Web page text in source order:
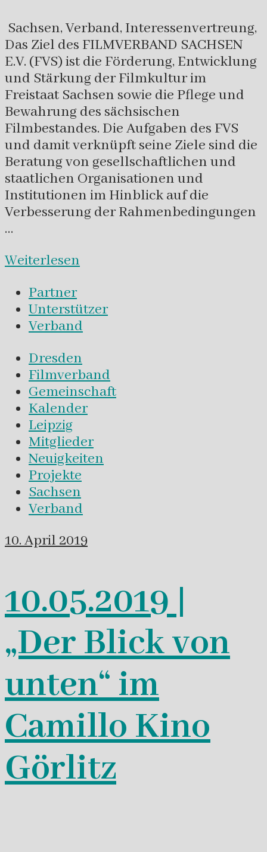
Sachsen, Verband, Interessenvertreung,
Das Ziel des FILMVERBAND SACHSEN
E.V. (FVS) ist die Förderung, Entwicklung
und Stärkung der Filmkultur im
Freistaat Sachsen sowie die Pflege und
Bewahrung des sächsischen
Filmbestandes. Die Aufgaben des FVS
und damit verknüpft seine Ziele sind die
Beratung von gesellschaftlichen und
staatlichen Organisationen und
Institutionen im Hinblick auf die
Verbesserung der Rahmenbedingungen
…
Weiterlesen
Partner
Unterstützer
Verband
Dresden
Filmverband
Gemeinschaft
Kalender
Leipzig
Mitglieder
Neuigkeiten
Projekte
Sachsen
Verband
10. April 2019
10.05.2019 |
„Der Blick von
unten“ im
Camillo Kino
Görlitz